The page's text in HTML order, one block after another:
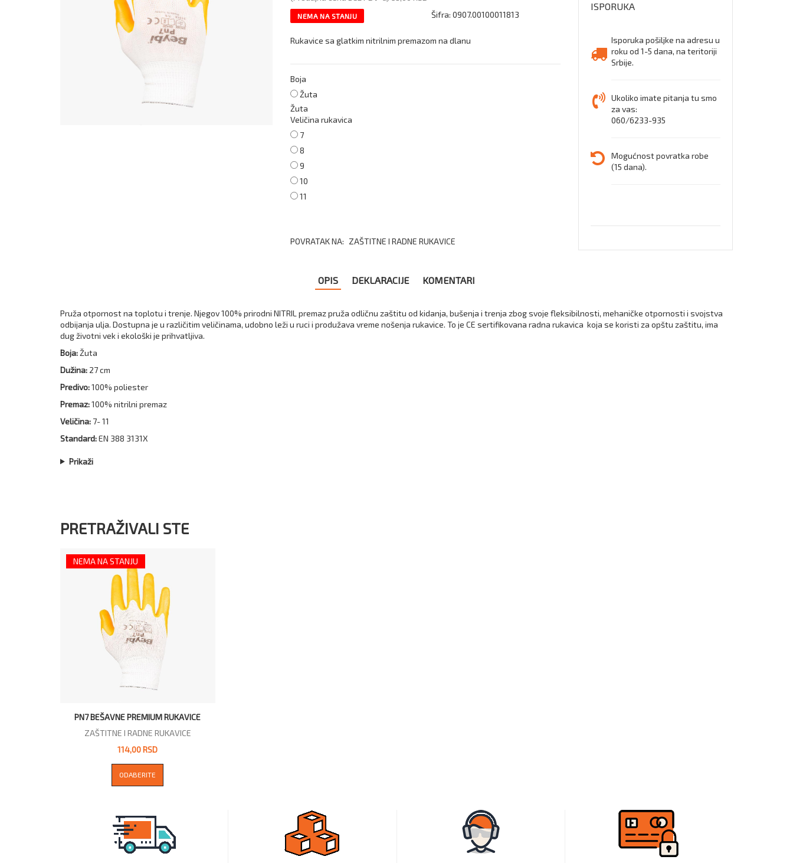
NEMA NA STANJU Šifra: 0907.00100011813
Rukavice sa glatkim nitrilnim premazom na dlanu
Boja
Žuta
Žuta
Veličina rukavica
7
8
9
10
11
POVRATAK NA: ZAŠTITNE I RADNE RUKAVICE
ISPORUKA
Isporuka pošiljke na adresu u
roku od 1-5 dana, na teritoriji
Srbije.
Ukoliko imate pitanja tu smo
za vas:
060/6233-935
Mogućnost povratka robe
(15 dana).
OPIS DEKLARACIJE KOMENTARI
Pruža otpornost na toplotu i trenje. Njegov 100% prirodni NITRIL premaz pruža odličnu zaštitu od kidanja, bušenja i trenja zbog svoje fleksibilnosti, mehaničke otpornosti i svojstva
odbijanja ulja. Dostupna je u različitim veličinama, udobno leži u ruci i produžava vreme nošenja rukavice. To je CE sertifikovana radna rukavica koja se koristi za opštu zaštitu, ima
dug životni vek i ekološki je prihvatljiva.
Boja:Žuta
Dužina: 27 cm
Predivo:100% poliester
Premaz:100% nitrilni premaz
Veličina: 7- 11
Standard:EN 388 3131X
Prikaži
PRETRAŽIVALI STE
NEMA NA STANJU
PN7 BEŠAVNE PREMIUM RUKAVICE
ZAŠTITNE I RADNE RUKAVICE
114,00 RSD
ODABERITE